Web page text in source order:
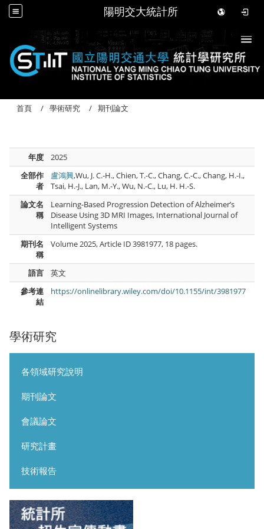
陽明交大統計所
學術研究
各領域研究說明
期刊論文
會議論文
研究計畫
技術報告
首頁 學術研究 期刊論文
年度
2025
全部作
者
盧鴻興,Wu, J. C.-H., Chien, T.-C., Chang, C.-C., Chang, H.-I.,
Tsai, H.-J., Lan, M.-Y., Wu, N.-C., Lu, H. H.-S.
論文名
稱
Learning-Based Progression Detection of Alzheimer’s
Disease Using 3D MRI Images, International Journal of
Intelligent Systems
期刊名
稱
Volume 2025, Article ID 3981977, 18 pages.
語言
英文
參考連
結
https://onlinelibrary.wiley.com/doi/10.1155/int/3981977